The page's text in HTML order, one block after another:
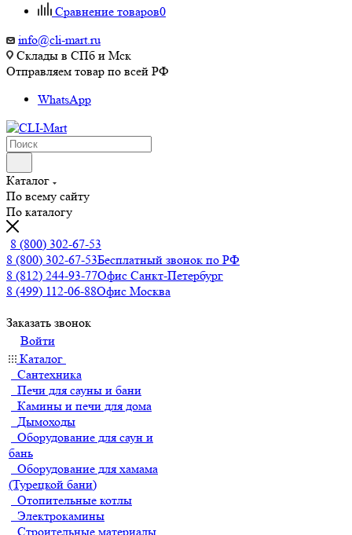
Сравнение товаров0
info@cli-mart.ru
Склады в СПб и Мск
Отправляем товар по всей РФ
WhatsApp
Каталог
По всему сайту
По каталогу
8 (800) 302-67-53
8 (800) 302-67-53Бесплатный звонок по РФ
8 (812) 244-93-77Офис Санкт-Петербург
8 (499) 112-06-88Офис Москва
Заказать звонок
Войти
Каталог
Сантехника
Печи для сауны и бани
Камины и печи для дома
Дымоходы
Оборудование для саун и
бань
Оборудование для хамама
(Турецкой бани)
Отопительные котлы
Электрокамины
Строительные материалы